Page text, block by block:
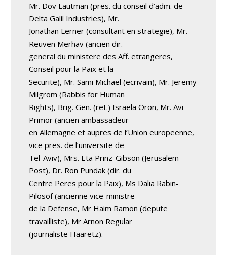
Mr. Dov Lautman (pres. du conseil d’adm. de
Delta Galil Industries), Mr.
Jonathan Lerner (consultant en strategie), Mr.
Reuven Merhav (ancien dir.
general du ministere des Aff. etrangeres,
Conseil pour la Paix et la
Securite), Mr. Sami Michael (ecrivain), Mr. Jeremy
Milgrom (Rabbis for Human
Rights), Brig. Gen. (ret.) Israela Oron, Mr. Avi
Primor (ancien ambassadeur
en Allemagne et aupres de l’Union europeenne,
vice pres. de l’universite de
Tel-Aviv), Mrs. Eta Prinz-Gibson (Jerusalem
Post), Dr. Ron Pundak (dir. du
Centre Peres pour la Paix), Ms Dalia Rabin-
Pilosof (ancienne vice-ministre
de la Defense, Mr Haim Ramon (depute
travailliste), Mr Arnon Regular
(journaliste Haaretz).